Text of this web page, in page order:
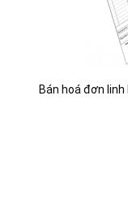
Bán hoá đơn